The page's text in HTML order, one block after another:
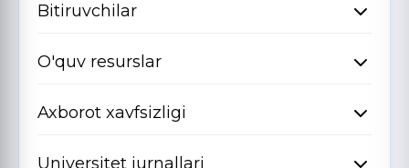
Bitiruvchilar
O'quv resurslar
Axborot xavfsizligi
Universitet jurnallari